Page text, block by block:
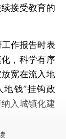
接受教育的
作报告时表
，科学有序
宽在流入地
地钱”挂钩政
入城镇化建